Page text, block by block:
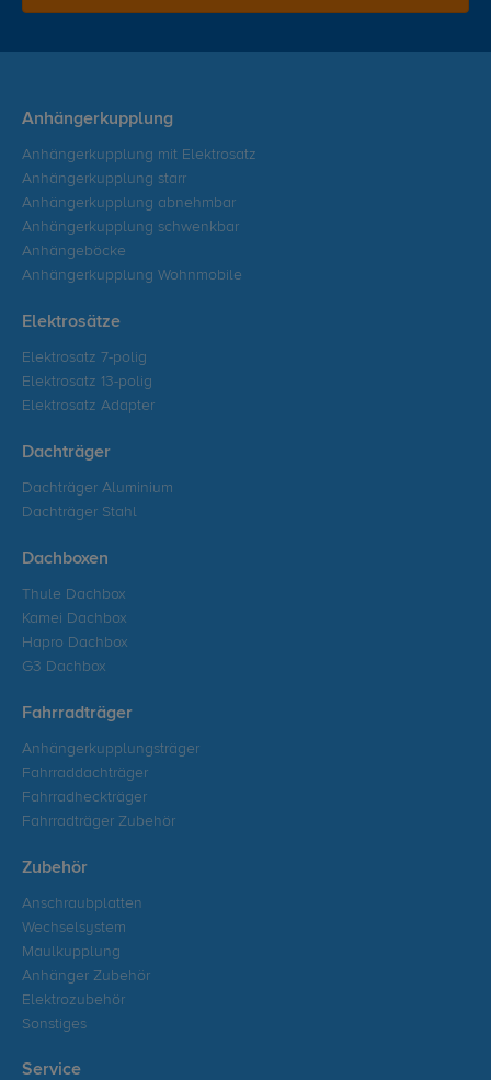
Anhängerkupplung
Anhängerkupplung mit Elektrosatz
Anhängerkupplung starr
Anhängerkupplung abnehmbar
Anhängerkupplung schwenkbar
Anhängeböcke
Anhängerkupplung Wohnmobile
Elektrosätze
Elektrosatz 7-polig
Elektrosatz 13-polig
Elektrosatz Adapter
Dachträger
Dachträger Aluminium
Dachträger Stahl
Dachboxen
Thule Dachbox
Kamei Dachbox
Hapro Dachbox
G3 Dachbox
Fahrradträger
Anhängerkupplungsträger
Fahrraddachträger
Fahrradheckträger
Fahrradträger Zubehör
Zubehör
Anschraubplatten
Wechselsystem
Maulkupplung
Anhänger Zubehör
Elektrozubehör
Sonstiges
Service